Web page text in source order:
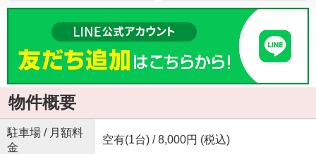
物件概要
駐車場 / 月額料
金
空有(1台) / 8,000円 (税込)